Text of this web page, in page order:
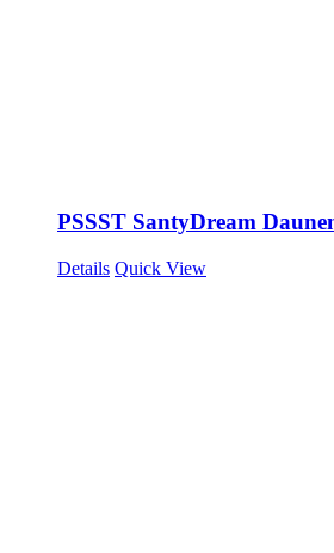
PSSST SantyDream
Details Quick View